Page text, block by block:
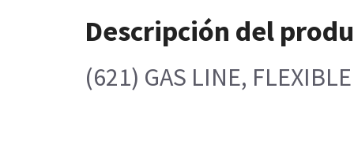
Descripción del
(621) GAS LINE,